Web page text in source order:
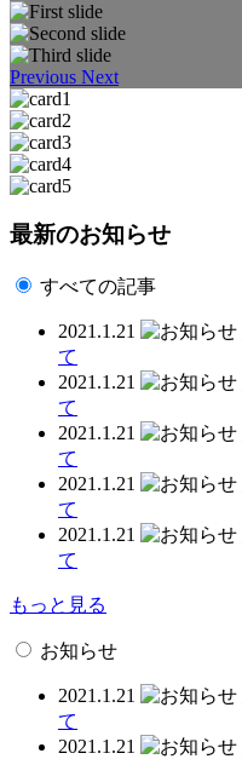
Previous Next
最新のお知らせ
すべての記事
2021.1.21
て
2021.1.21
て
2021.1.21
て
2021.1.21
て
2021.1.21
て
もっと見る
お知らせ
2021.1.21
て
2021.1.21